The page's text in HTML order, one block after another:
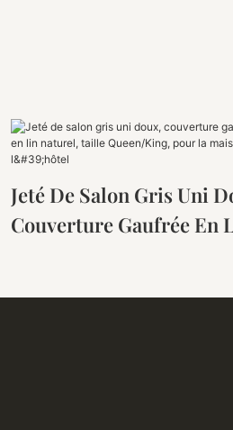
Jeté De Salon Gris Uni
Couverture Gaufrée En